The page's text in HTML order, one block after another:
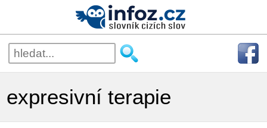
expresivní terapie